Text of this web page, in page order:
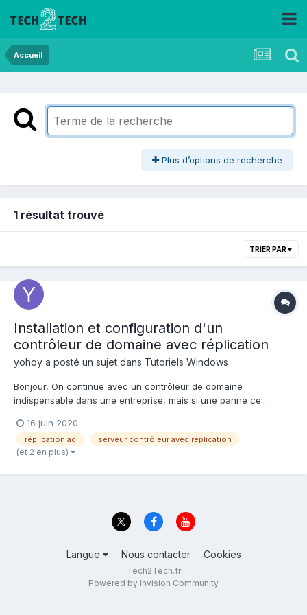
Accueil
Plus d’options de recherche
1 résultat trouvé
TRIER PAR
Installation et configuration d'un
contrôleur de domaine avec réplication
yohoy a posté un sujet dans Tutoriels Windows
Bonjour, On continue avec un contrôleur de domaine
indispensable dans une entreprise, mais si une panne ce
est possible de l'éviter. Voici un tutoriel pour la réplication d'un
serveur AD avec rép...
16 juin 2020
réplication ad serveur contrôleur avec réplication
(et 2 en plus)
Langue Nous contacter Cookies
Tech2Tech.fr
Powered by Invision Community